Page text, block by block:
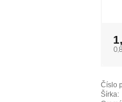
Číslo
Šírka: